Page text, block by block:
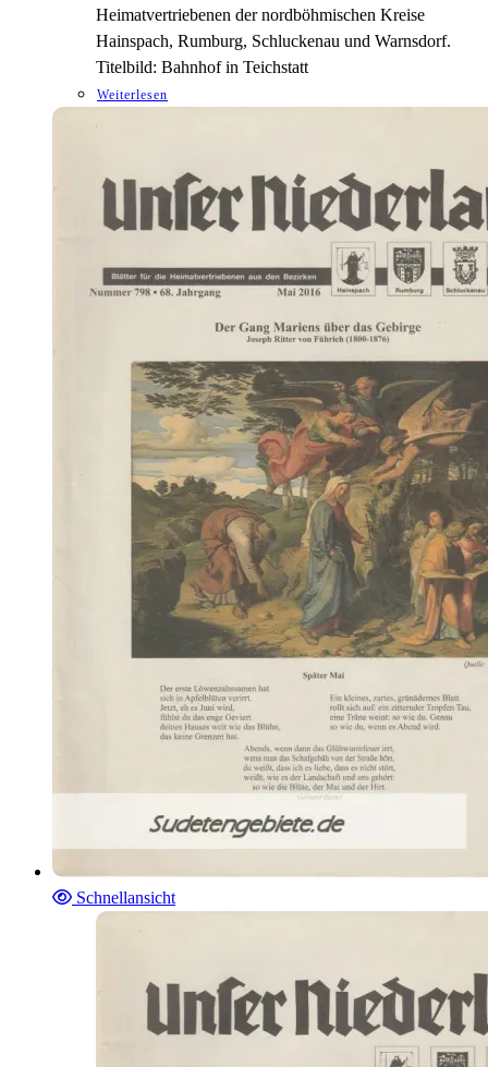
Heimatvertriebenen der nordböhmischen Kreise
Hainspach, Rumburg, Schluckenau und Warnsdorf.
Titelbild: Bahnhof in Teichstatt
Weiterlesen
Schnellansicht